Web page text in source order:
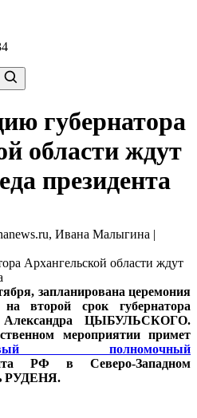
губернатора
области ждут
президента
Ивана Малыгина |
запланирована церемония
на второй срок губернатора
Александра ЦЫБУЛЬСКОГО.
мероприятии примет
полномочный
РФ в Северо-Западном
РУДЕНЯ.